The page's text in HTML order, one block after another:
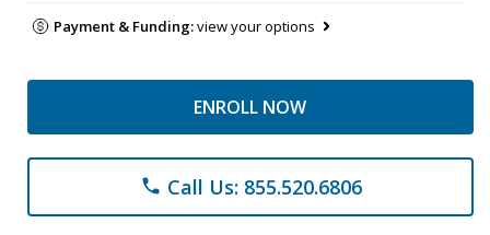
Payment & Funding:view your options
ENROLL NOW
phone Call Us: 855.520.6806